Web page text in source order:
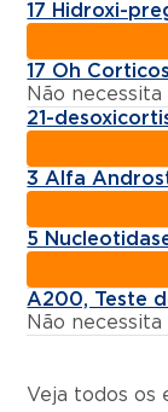
17 Hidroxi-
17 Oh
Não
21-
3 Alfa
5
A200, Teste
Não
Veja todos os